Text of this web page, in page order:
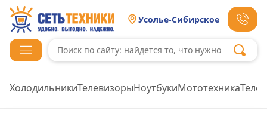
Усолье-Сибирское
ХолодильникиТелевизорыНоутбукиМототехника